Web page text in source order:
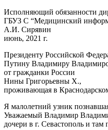
Исполняющий обязанности
ГБУЗ С “Медицинский
А.И. Сирявин
июнь, 2021 г.
Президенту Российской
Путину Владимиру
от гражданки России
Нины Григорьевны Х.,
проживающая в
Я малолетний узник
Уважаемый Владимир
дочери в г. Севастополь и